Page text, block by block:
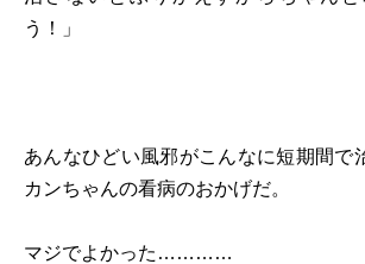
う！」
あんなひどい風邪がこんなに短期間で
カンちゃんの看病のおかげだ。
マジでよかった…………